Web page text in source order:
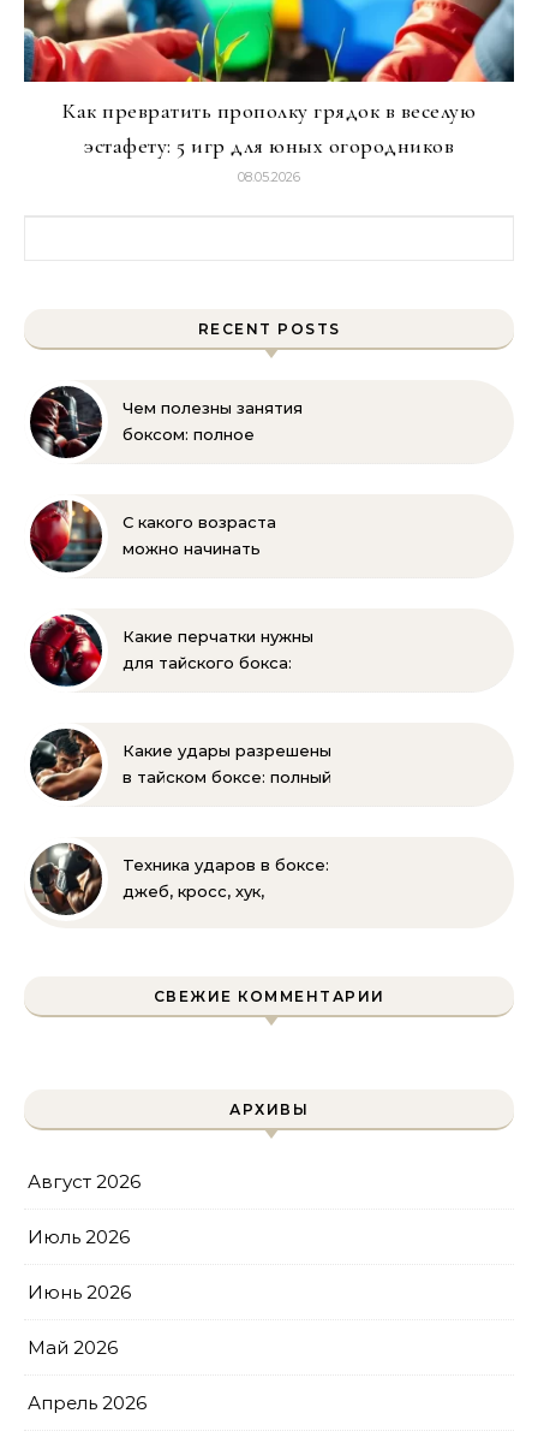
Как превратить прополку грядок в веселую
эстафету: 5 игр для юных огородников
08.05.2026
RECENT POSTS
Чем полезны занятия
боксом: полное
С какого возраста
можно начинать
для родителей
Какие перчатки нужны
для тайского бокса:
Какие удары разрешены
в тайском боксе: полный
Техника ударов в боксе:
джеб, кросс, хук,
СВЕЖИЕ КОММЕНТАРИИ
АРХИВЫ
Август 2026
Июль 2026
Июнь 2026
Май 2026
Апрель 2026